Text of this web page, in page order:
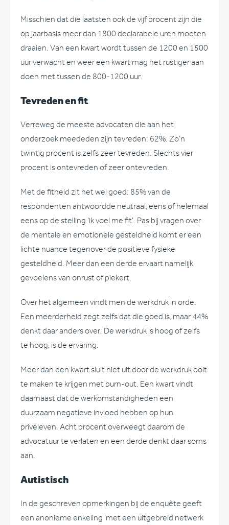
Misschien dat die laatsten ook de vijf procent zijn die
op jaarbasis meer dan 1800 declarabele uren moeten
draaien. Van een kwart wordt tussen de 1200 en 1500
uur verwacht en weer een kwart mag het rustiger aan
doen met tussen de 800-1200 uur.
Tevreden en fit
Verreweg de meeste advocaten die aan het
onderzoek meededen zijn tevreden: 62%. Zo’n
twintig procent is zelfs zeer tevreden. Slechts vier
procent is ontevreden of zeer ontevreden.
Met de fitheid zit het wel goed: 85% van de
respondenten antwoordde neutraal, eens of helemaal
eens op de stelling ‘ik voel me fit’. Pas bij vragen over
de mentale en emotionele gesteldheid komt er een
lichte nuance tegenover de positieve fysieke
gesteldheid. Meer dan een derde ervaart namelijk
gevoelens van onrust of piekert.
Over het algemeen vindt men de werkdruk in orde.
Een meerderheid zegt zelfs dat die goed is, maar 44%
denkt daar anders over. De werkdruk is hoog of zelfs
te hoog, is de ervaring.
Meer dan een kwart sluit niet uit door de werkdruk ooit
te maken te krijgen met burn-out. Een kwart vindt
daarnaast dat de werkomstandigheden een
duurzaam negatieve invloed hebben op hun
privéleven. Acht procent overweegt daarom de
advocatuur te verlaten en een derde denkt daar soms
aan.
Autistisch
In de geschreven opmerkingen bij de enquête geeft
een anonieme enkeling ‘met een uitgebreid netwerk